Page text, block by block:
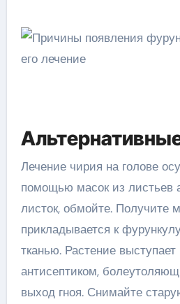
Лечение чирия на голове
помощью масок из листьев
листок, обмойте. Получите
прикладывается к
тканью. Растение
антисептиком,
выход гноя. Снимайте